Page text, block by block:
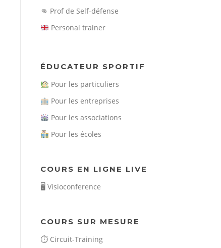
👊 Prof de Self-défense
Personal trainer
ÉDUCATEUR SPORTIF
Pour les particuliers
Pour les entreprises
Pour les associations
Pour les écoles
COURS EN LIGNE LIVE
🖥️ Visioconference
COURS SUR MESURE
⏱️ Circuit-Training